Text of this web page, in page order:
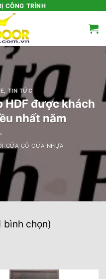
CÔNG TRÌNH
TIN TỨC
HDF được khách
nhất năm
CỬA GỖ CỬA NHỰA
bình chọn)